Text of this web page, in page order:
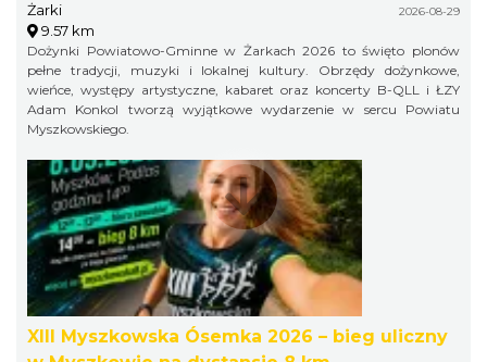
Żarki 2026-08-29
9.57 km
Dożynki Powiatowo-Gminne w Żarkach 2026 to święto plonów
pełne tradycji, muzyki i lokalnej kultury. Obrzędy dożynkowe,
wieńce, występy artystyczne, kabaret oraz koncerty B-QLL i ŁZY
Adam Konkol tworzą wyjątkowe wydarzenie w sercu Powiatu
Myszkowskiego.
XIII Myszkowska Ósemka 2026 – bieg uliczny